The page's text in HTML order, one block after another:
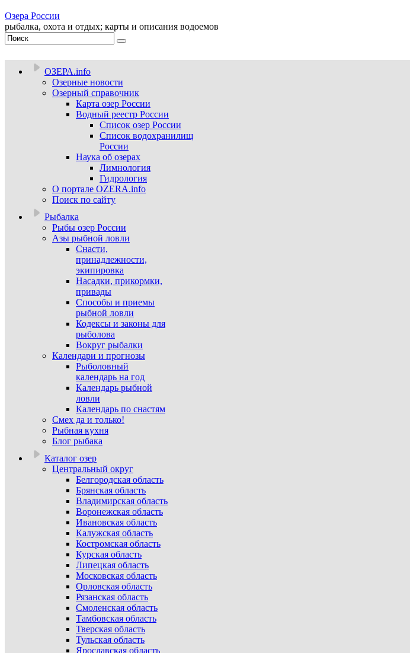
Озера России
рыбалка, охота и отдых; карты и описания водоемов
ОЗЕРА.info
Озерные новости
Озерный справочник
Карта озер России
Водный реестр России
Список озер России
Список водохранилищ
России
Наука об озерах
Лимнология
Гидрология
О портале OZERA.info
Поиск по сайту
Рыбалка
Рыбы озер России
Азы рыбной ловли
Снасти,
принадлежности,
экипировка
Насадки, прикормки,
привады
Способы и приемы
рыбной ловли
Кодексы и законы для
рыболова
Вокруг рыбалки
Календари и прогнозы
Рыболовный
календарь на год
Календарь рыбной
ловли
Календарь по снастям
Смех да и только!
Рыбная кухня
Блог рыбака
Каталог озер
Центральный округ
Белгородская область
Брянская область
Владимирская область
Воронежская область
Ивановская область
Калужская область
Костромская область
Курская область
Липецкая область
Московская область
Орловская область
Рязанская область
Смоленская область
Тамбовская область
Тверская область
Тульская область
Ярославская область